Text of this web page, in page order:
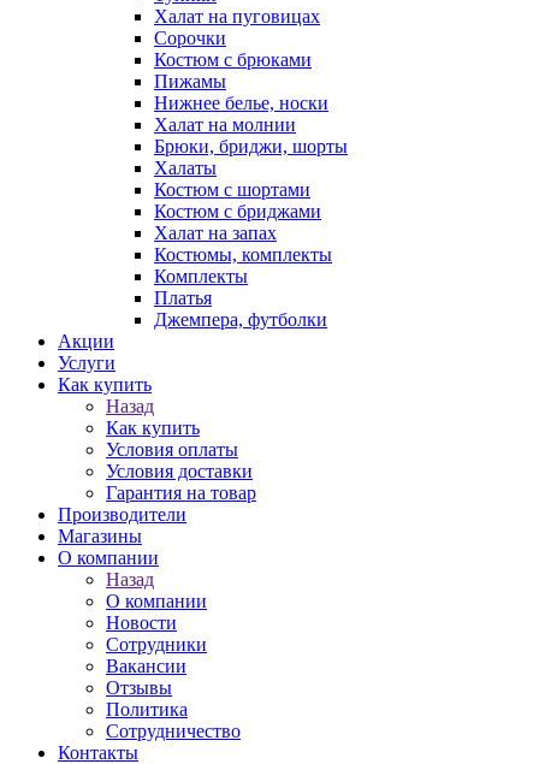
Халат на пуговицах
Сорочки
Костюм с брюками
Пижамы
Нижнее белье, носки
Халат на молнии
Брюки, бриджи, шорты
Халаты
Костюм с шортами
Костюм с бриджами
Халат на запах
Костюмы, комплекты
Комплекты
Платья
Джемпера, футболки
Акции
Услуги
Как купить
Назад
Как купить
Условия оплаты
Условия доставки
Гарантия на товар
Производители
Магазины
О компании
Назад
О компании
Новости
Сотрудники
Вакансии
Отзывы
Политика
Сотрудничество
Контакты